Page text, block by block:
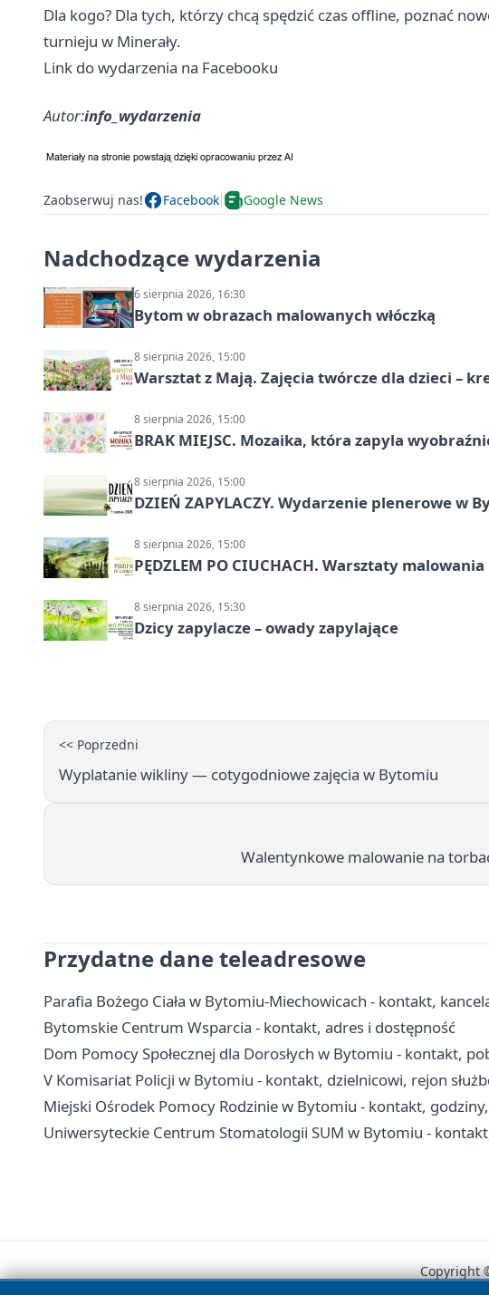
Dla kogo? Dla tych, którzy chcą spędzić czas offline, poznać
turnieju w Minerały.
Link do wydarzenia na Facebooku
Autor:info_wydarzenia
Zaobserwuj nas! Facebook Google News
Nadchodzące wydarzenia
6 sierpnia 2026, 16:30
Bytom w obrazach malowanych włóczką
8 sierpnia 2026, 15:00
Warsztat z Mają. Zajęcia twórcze dla dzieci –
8 sierpnia 2026, 15:00
BRAK MIEJSC. Mozaika, która zapyla
8 sierpnia 2026, 15:00
DZIEŃ ZAPYLACZY. Wydarzenie plenerowe w
8 sierpnia 2026, 15:00
PĘDZLEM PO CIUCHACH. Warsztaty
8 sierpnia 2026, 15:30
Dzicy zapylacze – owady zapylające
<< Poprzedni
Wyplatanie wikliny — cotygodniowe zajęcia w Bytomiu
Walentynkowe malowanie na
Przydatne dane teleadresowe
Parafia Bożego Ciała w Bytomiu-Miechowicach - kontakt,
Bytomskie Centrum Wsparcia - kontakt, adres i dostępność
Dom Pomocy Społecznej dla Dorosłych w Bytomiu - kontakt,
V Komisariat Policji w Bytomiu - kontakt, dzielnicowi, rejon
Miejski Ośrodek Pomocy Rodzinie w Bytomiu - kontakt,
Uniwersyteckie Centrum Stomatologii SUM w Bytomiu -
Copyright